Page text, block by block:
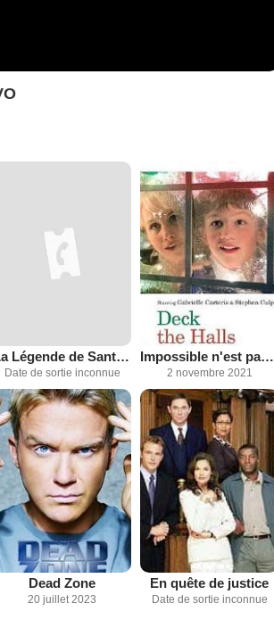
La Légende de Santa Senara
Date de sortie inconnue
Impossible n'est pas Noël
2 novembre 2021
Dead Zone
20 juillet 2023
En quête de justice
Date de sortie inconnue